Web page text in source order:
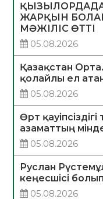
ЖАРҚЫН
МӘЖІЛІС ӨТТІ
05.08.2026
Қазақстан
қолайлы ел
05.08.2026
Өрт
азаматтың
05.08.2026
Руслан
кеңесшісі
05.08.2026